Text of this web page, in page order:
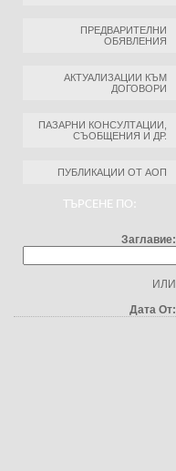
ПРЕДВАРИТЕЛНИ
ОБЯВЛЕНИЯ
АКТУАЛИЗАЦИИ КЪМ
ДОГОВОРИ
ПАЗАРНИ КОНСУЛТАЦИИ,
СЪОБЩЕНИЯ И ДР.
ПУБЛИКАЦИИ ОТ АОП
ТЪРСЕНЕ ПО:
Заглавие:
ИЛИ
Дата От: